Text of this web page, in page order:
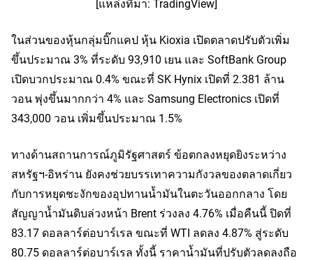
[แหล่งที่มา: TradingView]
ในส่วนของหุ้นกลุ่มบิ๊กแคป หุ้น Kioxia เปิดตลาดปรับตัวเพิ่ม
ขึ้นประมาณ 3% ที่ระดับ 93,910 เยน และ SoftBank Group
เปิดบวกประมาณ 0.4% ขณะที่ SK Hynix เปิดที่ 2.381 ล้าน
วอน พุ่งขึ้นมากกว่า 4% และ Samsung Electronics เปิดที่
343,000 วอน เพิ่มขึ้นประมาณ 1.5%
ทางด้านสถานการณ์ภูมิรัฐศาสตร์ ข้อตกลงหยุดยิงระหว่าง
สหรัฐฯ-อิหร่าน ยังคงช่วยบรรเทาความกังวลของตลาดเกี่ยว
กับการหยุดชะงักของอุปทานน้ำมันในตะวันออกกลาง โดย
สัญญาน้ำมันดิบล่วงหน้า Brent ร่วงลง 4.76% เมื่อคืนนี้ ปิดที่
83.17 ดอลลาร์ต่อบาร์เรล ขณะที่ WTI ลดลง 4.87% สู่ระดับ
80.75 ดอลลาร์ต่อบาร์เรล ทั้งนี้ ราคาน้ำมันที่ปรับตัวลดลงถือ